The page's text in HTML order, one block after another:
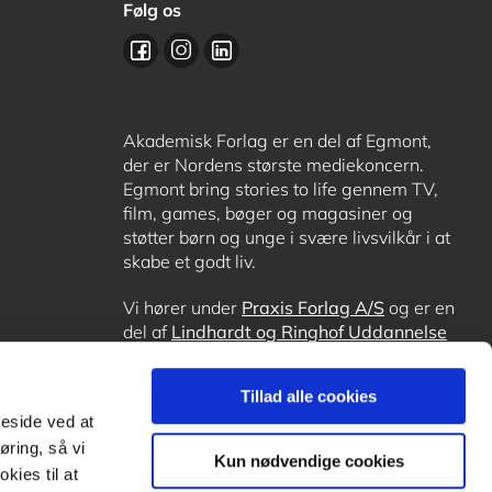
ved at
så vi
til at
Tillad alle cookies
Kun nødvendige cookies
Følg os
Akademisk Forlag er en del af Egmont,
der er Nordens største mediekoncern.
Egmont bring stories to life gennem TV,
film, games, bøger og magasiner og
støtter børn og unge i svære livsvilkår i at
skabe et godt liv.
Vi hører under Praxis Forlag A/S og er en
del af Lindhardt og Ringhof Uddannelse
OrdblindetræningogForstå.dk.